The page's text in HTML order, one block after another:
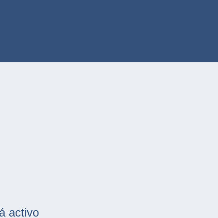
activo